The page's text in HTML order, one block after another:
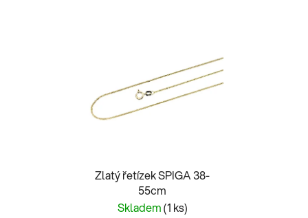
Zlatý řetízek SPIGA 38-
55cm
Skladem(1 ks)